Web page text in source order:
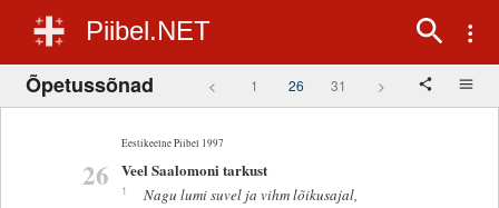
Piibel.NET
Õpetussõnad < 1 26 31 >
Eestikeelne Piibel 1997
26 Veel Saalomoni tarkust
1
Nagu lumi suvel ja vihm lõikusajal,